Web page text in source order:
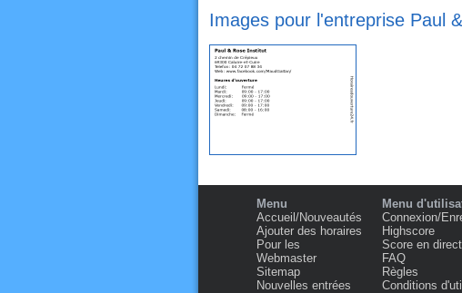
Images pour l'entreprise Paul
Menu
Accueil/Nouveautés
Ajouter des horaires
Pour les
Webmaster
Sitemap
Nouvelles entrées
Menu
Connexion/
Highscore
Score en direct
FAQ
Règles
Conditions